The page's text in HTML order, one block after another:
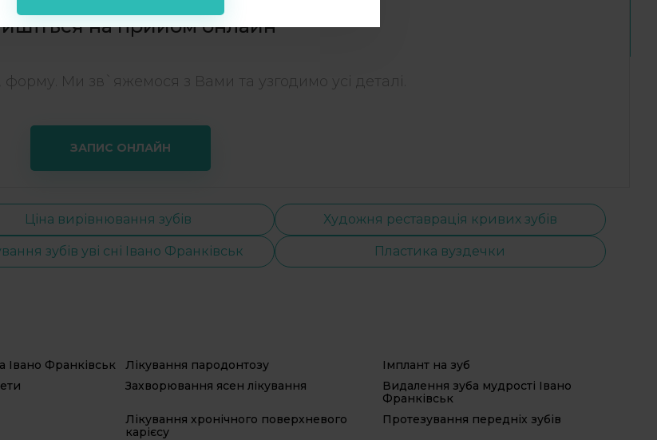
на прийом онлайн
форму. Ми зв`яжемося з Вами та узгодимо усі деталі.
ЗАПИС ОНЛАЙН
Ціна вирівнювання зубів Художня реставрація кривих зубів
зубів уві сні Івано Франківськ Пластика вуздечки
Івано Франківськ Лікування пародонтозу
Імплант на зуб
Захворювання ясен лікування
Видалення зуба мудрості Івано
Франківськ
Лікування хронічного поверхневого
карієсу
Протезування передніх зубів